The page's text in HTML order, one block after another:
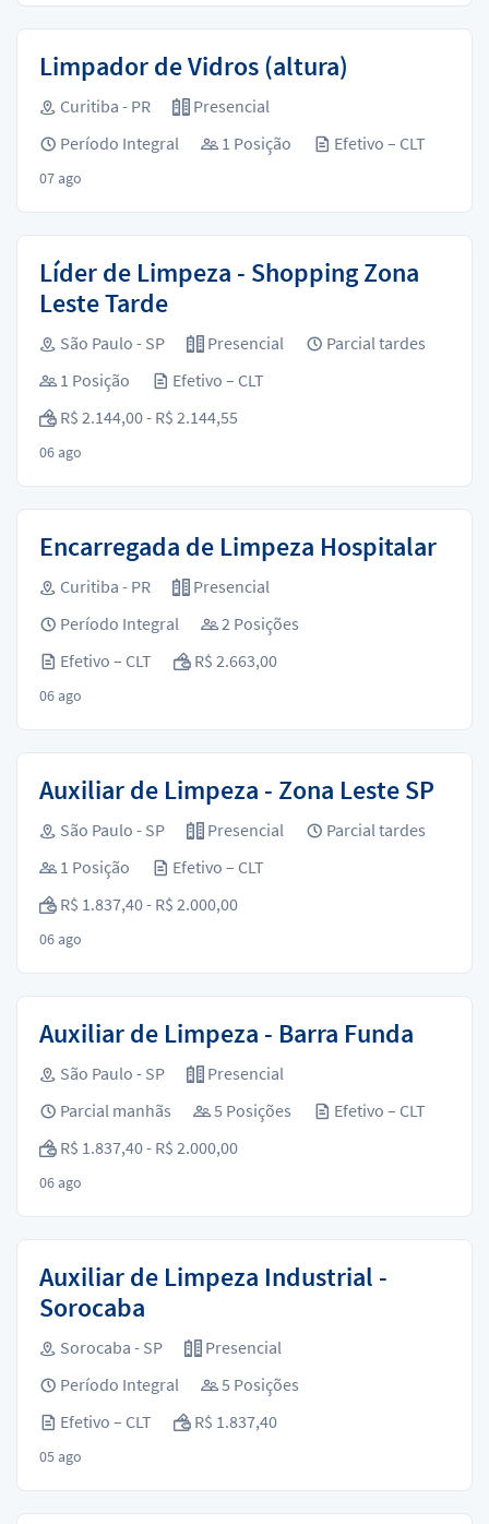
Limpador de Vidros (altura)
Curitiba - PR
Presencial
Período Integral
1 Posição Efetivo – CLT
07 ago
Líder de Limpeza - Shopping Zona
Leste Tarde
São Paulo - SP Presencial
Parcial tardes
1 Posição
Efetivo – CLT
R$ 2.144,00 - R$ 2.144,55
06 ago
Encarregada de Limpeza Hospitalar
Curitiba - PR
Presencial
Período Integral
2 Posições
Efetivo – CLT
R$ 2.663,00
06 ago
Auxiliar de Limpeza - Zona Leste SP
São Paulo - SP Presencial
Parcial tardes
1 Posição
Efetivo – CLT
R$ 1.837,40 - R$ 2.000,00
06 ago
Auxiliar de Limpeza - Barra Funda
São Paulo - SP
Presencial
Parcial manhãs
5 Posições
Efetivo – CLT
R$ 1.837,40 - R$ 2.000,00
06 ago
Auxiliar de Limpeza Industrial -
Sorocaba
Sorocaba - SP
Presencial
Período Integral
5 Posições
Efetivo – CLT
R$ 1.837,40
05 ago